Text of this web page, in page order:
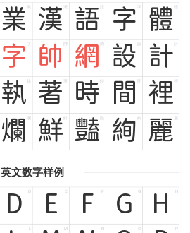
業
業 漢
漢 語
語 字
字 體
體
字
字 帥
帥 網
網 設 計
計
執
執 著
著 時
時 間
間 裡
裡
爛
爛 鮮
鮮 豔
豔 絢
絢 麗
麗
英文数字样例
D
D E
E F
F G
G H
H
L M N O P